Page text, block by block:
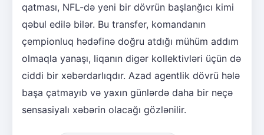
qatması, NFL-də yeni bir dövrün başlanğıcı kimi
qəbul edilə bilər. Bu transfer, komandanın
çempionluq hədəfinə doğru atdığı mühüm addım
olmaqla yanaşı, liqanın digər kollektivləri üçün də
ciddi bir xəbərdarlıqdır. Azad agentlik dövrü hələ
başa çatmayıb və yaxın günlərdə daha bir neçə
sensasiyalı xəbərin olacağı gözlənilir.